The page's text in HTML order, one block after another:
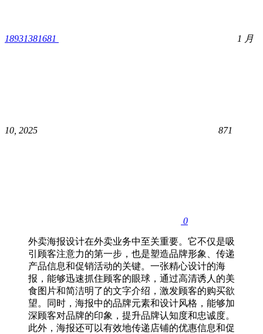
18931381681 1 月
10, 2025 871
0
外卖海报设计在外卖业务中至关重要。它不仅是吸
引顾客注意力的第一步，也是塑造品牌形象、传递
产品信息和促销活动的关键。一张精心设计的海
报，能够迅速抓住顾客的眼球，通过高清诱人的美
食图片和简洁明了的文字介绍，激发顾客的购买欲
望。同时，海报中的品牌元素和设计风格，能够加
深顾客对品牌的印象，提升品牌认知度和忠诚度。
此外，海报还可以有效地传递店铺的优惠信息和促